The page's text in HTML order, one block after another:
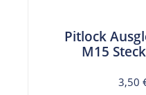
Pitlock
M15
3,50